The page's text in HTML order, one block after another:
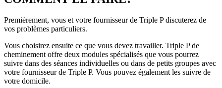
Premièrement, vous et votre fournisseur de Triple P discuterez de
vos problèmes particuliers.
Vous choisirez ensuite ce que vous devez travailler. Triple P de
cheminement offre deux modules spécialisés que vous pourrez
suivre dans des séances individuelles ou dans de petits groupes avec
votre fournisseur de Triple P. Vous pouvez également les suivre de
votre domicile.